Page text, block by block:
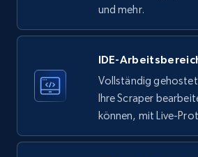
Instagram - Profiles
Account, Fbid, ID, Followers,
und mehr.
IDE-
Vollständig
Ihre Scraper
können, mit Live-